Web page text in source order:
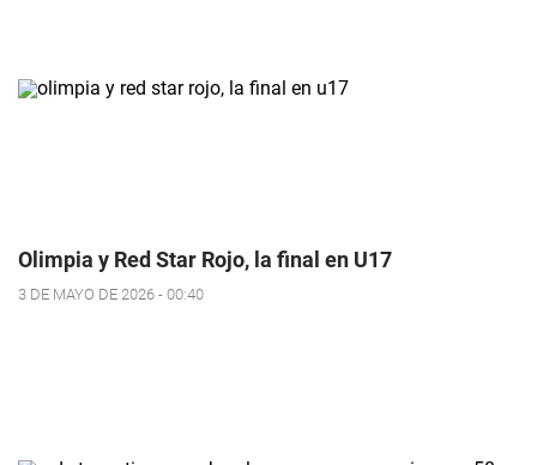
Olimpia y Red Star Rojo, la final en U17
3 DE MAYO DE 2026 - 00:40